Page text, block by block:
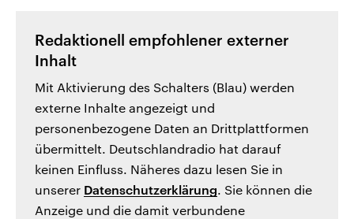
Redaktionell empfohlener externer
Inhalt
Mit Aktivierung des Schalters (Blau) werden
externe Inhalte angezeigt und
personenbezogene Daten an Drittplattformen
übermittelt. Deutschlandradio hat darauf
keinen Einfluss. Näheres dazu lesen Sie in
unserer Datenschutzerklärung. Sie können die
Anzeige und die damit verbundene